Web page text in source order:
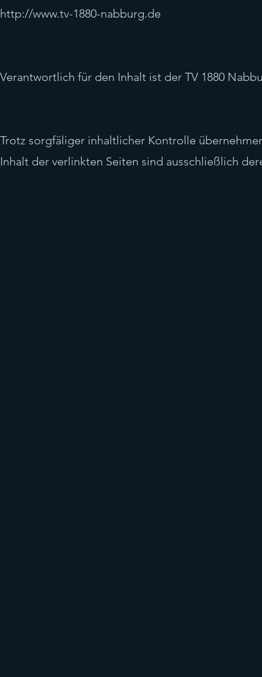
http://www.tv-1880-nabburg.de
Verantwortlich für den Inhalt ist der TV 1880
Trotz sorgfäliger inhaltlicher Kontrolle
Inhalt der verlinkten Seiten sind ausschließlich